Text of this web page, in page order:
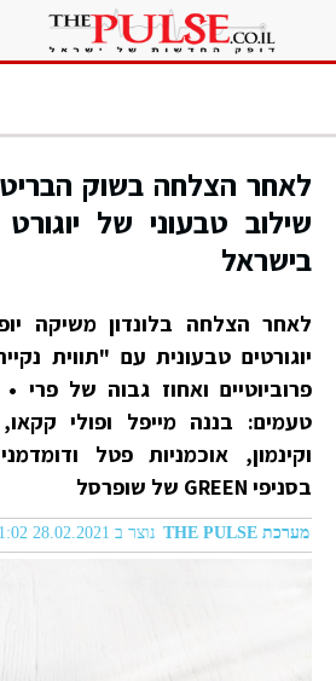
שילוב טבעוני של
בישראל
לאחר הצלחה בלונדון משיקה
יוגורטים טבעונית עם "תווית
טעמים: בננה מייפל ופולי
וקינמון, אוכמניות פטל
בסניפי GREEN של שופרסל
מערכת THE PULSE נוצר ב 28.02.2021 11:02